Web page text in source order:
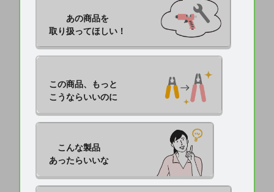
あの商品を
取り扱ってほしい！
この商品、もっと
こうならいいのに
こんな製品
あったらいいな